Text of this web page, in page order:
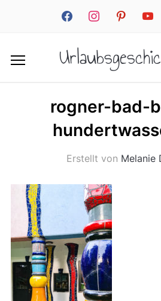
facebookinstagrampinterest
rogner-bad-
Erstellt von Melanie